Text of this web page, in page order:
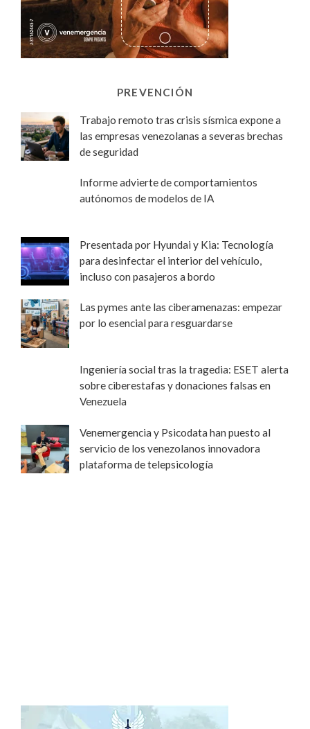
PREVENCIÓN
Trabajo remoto tras crisis sísmica expone a
las empresas venezolanas a severas brechas
de seguridad
Informe advierte de comportamientos
autónomos de modelos de IA
Presentada por Hyundai y Kia: Tecnología
para desinfectar el interior del vehículo,
incluso con pasajeros a bordo
Las pymes ante las ciberamenazas: empezar
por lo esencial para resguardarse
Ingeniería social tras la tragedia: ESET alerta
sobre ciberestafas y donaciones falsas en
Venezuela
Venemergencia y Psicodata han puesto al
servicio de los venezolanos innovadora
plataforma de telepsicología